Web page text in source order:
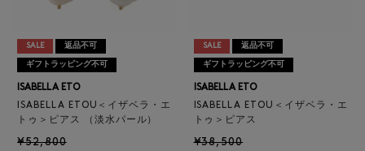
SALE 返品不可
ギフトラッピング不可
ISABELLA ETO
ISABELLA ETOU＜イザベラ・エ
トゥ＞ピアス （淡水パール）
¥52,800
SALE 返品不可
ギフトラッピング不可
ISABELLA ETO
ISABELLA ETOU＜イザベラ・エ
トゥ＞ピアス
¥38,500